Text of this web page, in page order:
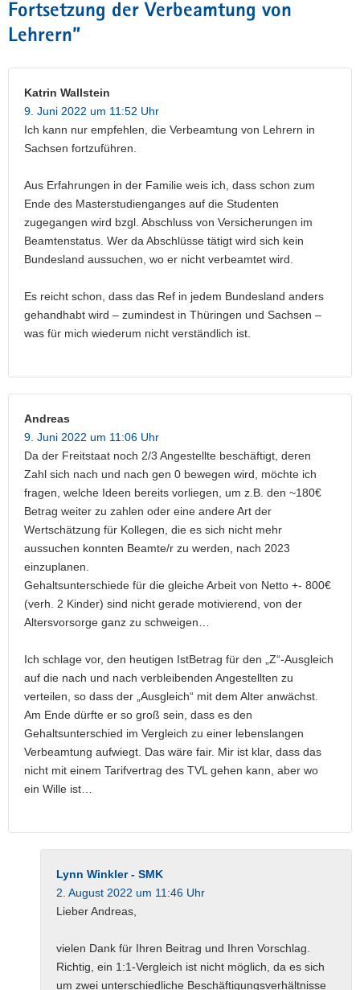
Fortsetzung der Verbeamtung von
Lehrern”
Katrin Wallstein
9. Juni 2022 um 11:52 Uhr
Ich kann nur empfehlen, die Verbeamtung von Lehrern in
Sachsen fortzuführen.
Aus Erfahrungen in der Familie weis ich, dass schon zum
Ende des Masterstudienganges auf die Studenten
zugegangen wird bzgl. Abschluss von Versicherungen im
Beamtenstatus. Wer da Abschlüsse tätigt wird sich kein
Bundesland aussuchen, wo er nicht verbeamtet wird.
Es reicht schon, dass das Ref in jedem Bundesland anders
gehandhabt wird – zumindest in Thüringen und Sachsen –
was für mich wiederum nicht verständlich ist.
Andreas
9. Juni 2022 um 11:06 Uhr
Da der Freitstaat noch 2/3 Angestellte beschäftigt, deren
Zahl sich nach und nach gen 0 bewegen wird, möchte ich
fragen, welche Ideen bereits vorliegen, um z.B. den ~180€
Betrag weiter zu zahlen oder eine andere Art der
Wertschätzung für Kollegen, die es sich nicht mehr
aussuchen konnten Beamte/r zu werden, nach 2023
einzuplanen.
Gehaltsunterschiede für die gleiche Arbeit von Netto +- 800€
(verh. 2 Kinder) sind nicht gerade motivierend, von der
Altersvorsorge ganz zu schweigen…
Ich schlage vor, den heutigen IstBetrag für den „Z“-Ausgleich
auf die nach und nach verbleibenden Angestellten zu
verteilen, so dass der „Ausgleich“ mit dem Alter anwächst.
Am Ende dürfte er so groß sein, dass es den
Gehaltsunterschied im Vergleich zu einer lebenslangen
Verbeamtung aufwiegt. Das wäre fair. Mir ist klar, dass das
nicht mit einem Tarifvertrag des TVL gehen kann, aber wo
ein Wille ist…
Lynn Winkler - SMK
2. August 2022 um 11:46 Uhr
Lieber Andreas,
vielen Dank für Ihren Beitrag und Ihren Vorschlag.
Richtig, ein 1:1-Vergleich ist nicht möglich, da es sich
um zwei unterschiedliche Beschäftigungsverhältnisse